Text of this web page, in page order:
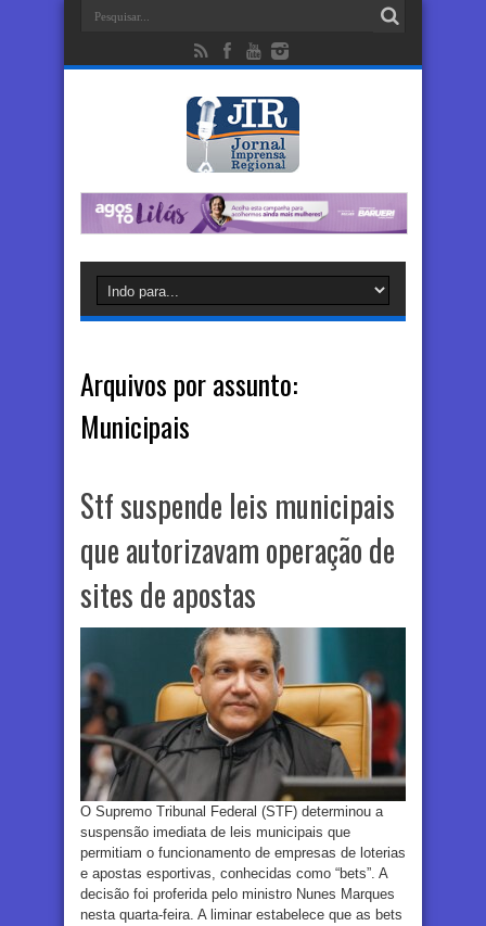
Arquivos por assunto:
Municipais
Stf suspende leis municipais
que autorizavam operação de
sites de apostas
O Supremo Tribunal Federal (STF) determinou a
suspensão imediata de leis municipais que
permitiam o funcionamento de empresas de loterias
e apostas esportivas, conhecidas como “bets”. A
decisão foi proferida pelo ministro Nunes Marques
nesta quarta-feira. A liminar estabelece que as bets